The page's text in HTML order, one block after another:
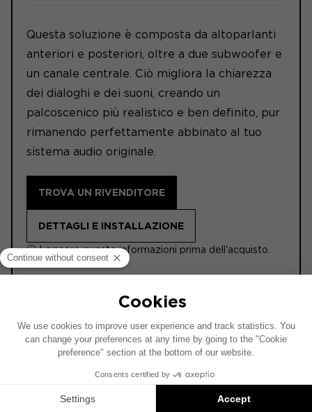
Questa soluzione è composta da altoparlanti
anteriori e posteriori, oltre a due subwoofer e
un canale centrale. Ciò migliora la chiarezza
dei dialoghi e dei suoni, creando un
palcoscenico più realistico e ben definito, pur
rimanendo perfettamente abbinato al tuo
sistema audio originale.
TROVA UN RIVENDITORE
DETTAGLI E INSTALLAZIONE
ⓘ Leggere queste informazioni prima dell'acquisto.
Questo schema di installazione si basa su un
veicolo dotato di un impianto audio di serie. Se il
tuo veicolo è equipaggiato con un'opzione hi-fi